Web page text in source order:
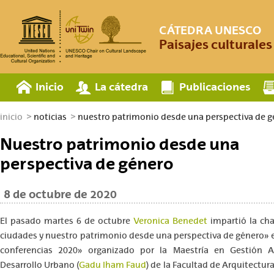
CÁTEDRA UNESCO
Paisajes
Inicio La cátedra Publicaciones
inicio noticias nuestro patrimonio desde una perspectiva de
Nuestro patrimonio desde una
perspectiva de género
8 de octubre de 2020
El pasado martes 6 de octubre Veronica Benedet impartió la
ciudades y nuestro patrimonio desde una perspectiva de género»
conferencias 2020» organizado por la Maestría en Gestión
Desarrollo Urbano (Gadu Iham Faud) de la Facultad de